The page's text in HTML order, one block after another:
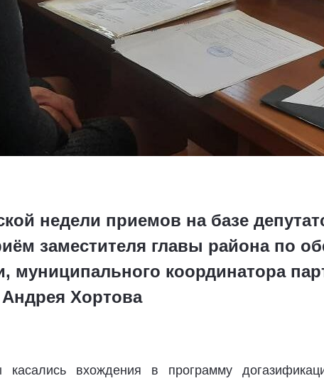
недели приемов на базе
заместителя главы района по
муниципального координатора
Андрея Хортова
касались вхождения в программу